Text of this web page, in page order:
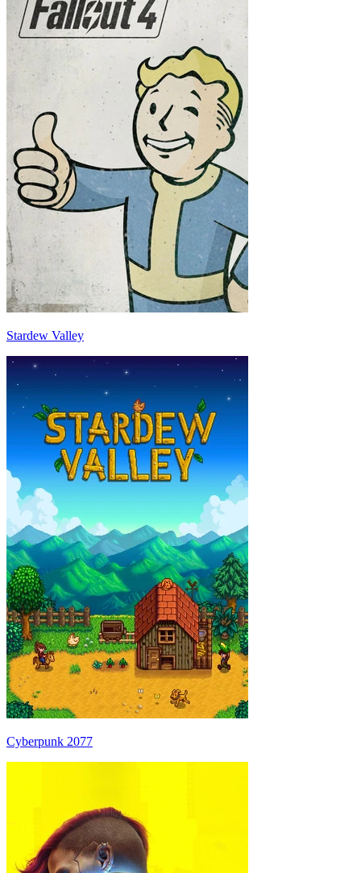
Stardew Valley
Cyberpunk 2077